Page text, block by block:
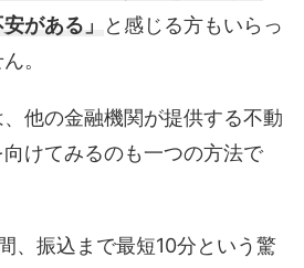
がある」
と感じる方もいらっ
。
他の金融機関が提供する不動
けてみるのも一つの方法で
、振込まで最短10分という驚